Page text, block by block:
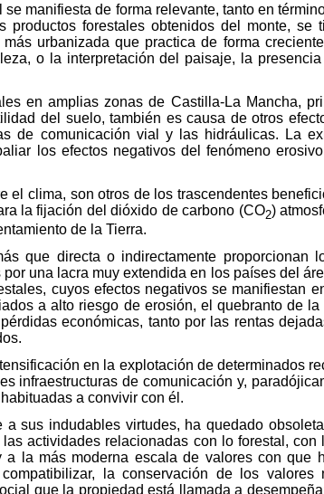
manifiesta de forma relevante, tanto en
forestales obtenidos del monte, se
urbanizada que practica de forma
o la interpretación del paisaje, la
en amplias zonas de Castilla-La Mancha,
del suelo, también es causa de otros
de comunicación vial y las hidráulicas. La
los efectos negativos del fenómeno
clima, son otros de los trascendentes
la fijación del dióxido de carbono (CO2)
de la Tierra.
que directa o indirectamente proporcionan
una lacra muy extendida en los países del
cuyos efectos negativos se manifiestan
a alto riesgo de erosión, el quebranto de
económicas, tanto por las rentas
en la explotación de determinados
infraestructuras de comunicación y,
a convivir con él.
sus indudables virtudes, ha quedado
actividades relacionadas con lo forestal, con
la más moderna escala de valores con que
la conservación de los valores
que la propiedad está llamada a